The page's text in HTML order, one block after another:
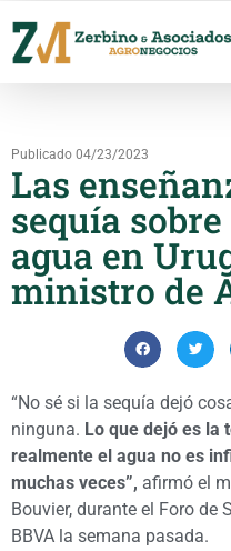
Publicado 04/23/2023
Las
sequía
agua en
ministro de
“No sé si la sequía dejó
ninguna. Lo que dejó es la
realmente el agua no es
muchas veces”, afirmó el
Bouvier, durante el Foro
BBVA la semana pasada.